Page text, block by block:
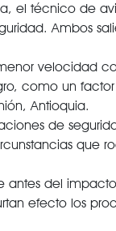
el técnico de
Ambos
velocidad
como un
Antioquia.
de
que
del
efecto los